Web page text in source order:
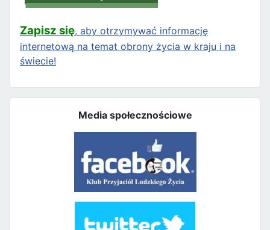
Zapisz się, aby otrzymywać informację
internetową na temat obrony życia w kraju i na
świecie!
Media społecznościowe